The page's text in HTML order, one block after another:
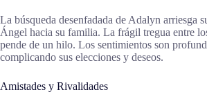
La búsqueda desenfadada de Adalyn arriesga
Ángel hacia su familia. La frágil tregua entre
pende de un hilo. Los sentimientos son
complicando sus elecciones y deseos.
Amistades y Rivalidades